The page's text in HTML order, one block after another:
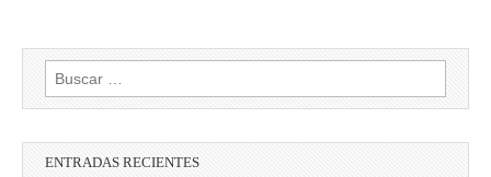
Buscar:
ENTRADAS RECIENTES